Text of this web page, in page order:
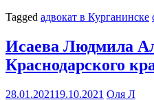
Tagged адвокат в Курганинске
Исаева Людмила
Краснодарского
28.01.202119.10.2021 Оля Л